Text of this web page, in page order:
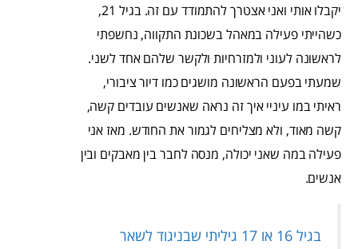
יקבלו אותי ואני אצטרך להתמודד עם זה. בגיל 21,
כשהייתי פעילה במאהל בשכונת התקווה, נחשפתי
לראשונה לעוני ולמזרחיות ולקשר שלהם אחד לשני.
שמעתי בפעם הראשונה מושגים כמו דיור ציבורי,
ראיתי במו עיניי איך זה נראה שאנשים עובדים קשה,
קשה מאוד, ולא מצליחים לגמור את החודש. מאז אני
פעילה במה שאני יכולה, מנסה לחבר בין מאבקים ובין
אנשים.
בגיל 16 או 17 גיליתי שבניגוד לשאר